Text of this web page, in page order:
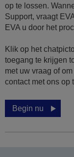
op te lossen.
Support, vraagt
EVA u door het
Klik op het
toegang te krijgen
met uw vraag of
contact met ons op
Begin nu